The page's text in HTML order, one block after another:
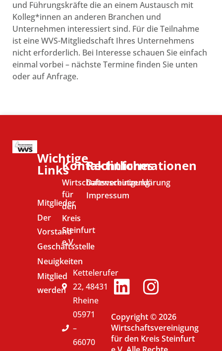
und Führungskräfte die an einem Austausch mit
Kolleg*innen an anderen Branchen und
Unternehmen interessiert sind. Für die Teilnahme
ist eine WVS-Mitgliedschaft Ihres Unternehmens
nicht erforderlich. Bei Interesse schauen Sie einfach
einmal vorbei – nächste Termine finden Sie unten
oder auf Anfrage.
Wichtige
Links
Mitglieder
Der
Vorstand
Geschäftsstelle
Neuigkeiten
Mitglied
werden
Kontaktinformationen
Wirtschaftsvereinigung
für
den
Kreis
Steinfurt
e.V.
Kettelerufer
22, 48431
Rheine
05971
–
66070
Rechtliches
Datenschutzerklärung
Impressum
Copyright © 2026
Wirtschaftsvereinigung
für den Kreis Steinfurt